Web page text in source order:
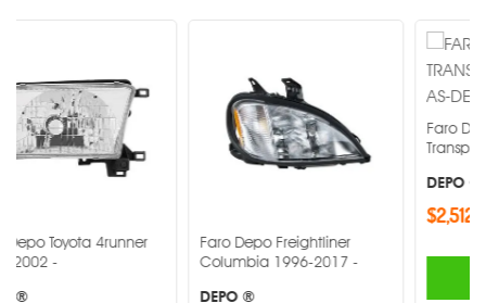
4runner
Faro Depo Freightliner
Columbia 1996-2017 -
Faro Depo
Transporter 2010-